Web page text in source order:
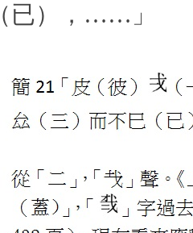
（已），…… 」